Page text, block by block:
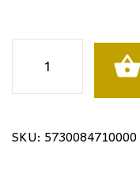
exterior
COOPER
SKU: 5730084710000